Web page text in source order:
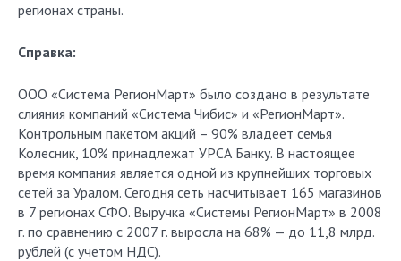
регионах страны.
Справка:
ООО «Система РегионМарт» было создано в результате
слияния компаний «Система Чибис» и «РегионМарт».
Контрольным пакетом акций – 90% владеет семья
Колесник, 10% принадлежат УРСА Банку. В настоящее
время компания является одной из крупнейших торговых
сетей за Уралом. Сегодня сеть насчитывает 165 магазинов
в 7 регионах СФО. Выручка «Системы РегионМарт» в 2008
г. по сравнению с 2007 г. выросла на 68% — до 11,8 млрд.
рублей (с учетом НДС).